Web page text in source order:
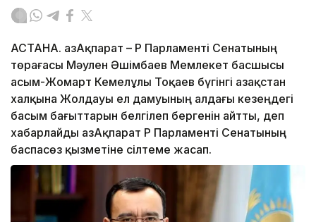
АСТАНА. ҚазАқпарат – ҚР Парламенті Сенатының
төрағасы Мәулен Әшімбаев Мемлекет басшысы
Қасым-Жомарт Кемелұлы Тоқаев бүгінгі Қазақстан
халқына Жолдауы ел дамуының алдағы кезеңдегі
басым бағыттарын белгілеп бергенін айтты, деп
хабарлайды ҚазАқпарат ҚР Парламенті Сенатының
баспасөз қызметіне сілтеме жасап.